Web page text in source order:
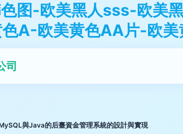
图-欧美黑人sss-欧美
A-欧美黄色AA片-欧美
司
與Java的后臺資金管理系統的設計與實現